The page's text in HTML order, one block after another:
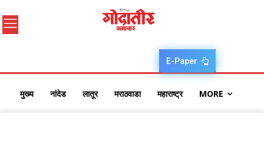
E-Paper
मुख्य नांदेड लातूर मराठवाडा महाराष्ट्र MORE